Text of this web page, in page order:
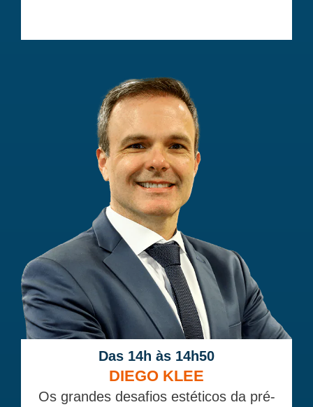
Das 14h às 14h50
DIEGO KLEE
Os grandes desafios estéticos da pré-